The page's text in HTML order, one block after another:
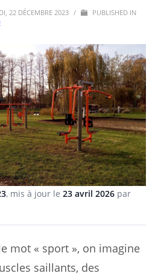
22 DÉCEMBRE 2023 /
PUBLISHED IN
, mis à jour le 23 avril 2026 par
mot « sport », on imagine
saillants, des